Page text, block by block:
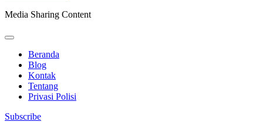
konten
Enter)
Media Sharing Content
Beranda
Blog
Kontak
Tentang
Privasi Polisi
Subscribe